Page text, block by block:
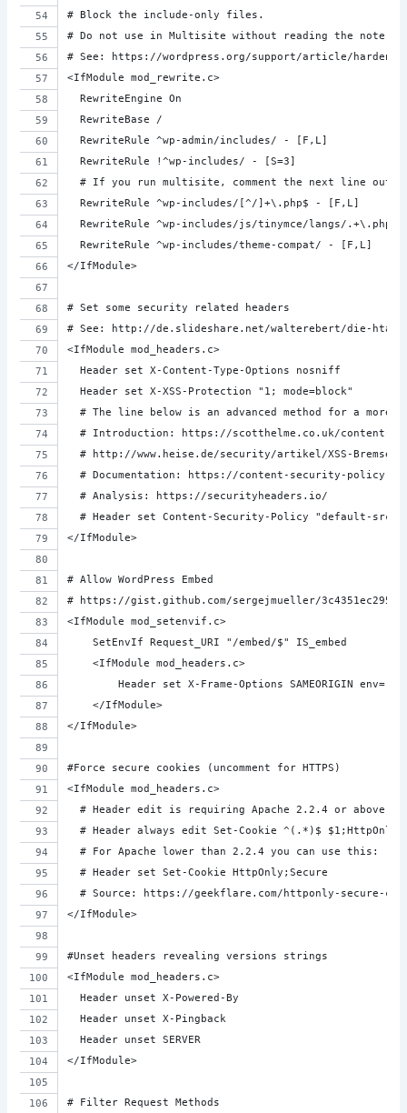
# Block the include-only files.
# Do not use in Multisite without reading the note in
# See: https://wordpress.org/support/article/
<IfModule mod_rewrite.c>
  RewriteEngine On
  RewriteBase /
  RewriteRule ^wp-admin/includes/ - [F,L]
  RewriteRule !^wp-includes/ - [S=3]
# If you run multisite, comment the next line out
  RewriteRule ^wp-includes/[^/]+\.php$ - [F,L]
RewriteRule ^wp-includes/js/tinymce/langs/.+\.php
  RewriteRule ^wp-includes/theme-compat/ - [F,L]
</IfModule>
# Set some security related headers
# See: http://de.slideshare.net/walterebert/die-
<IfModule mod_headers.c>
  Header set X-Content-Type-Options nosniff
  Header set X-XSS-Protection "1; mode=block"
# The line below is an advanced method for a more
# Introduction: https://scotthelme.co.uk/content-
# http://www.heise.de/security/artikel/XSS-Bremse-
# Documentation: https://content-security-
  # Analysis: https://securityheaders.io/
# Header set Content-Security-Policy "default-src
</IfModule>
# Allow WordPress Embed
# https://gist.github.com/sergejmueller/
<IfModule mod_setenvif.c>
    SetEnvIf Request_URI "/embed/$" IS_embed
    <IfModule mod_headers.c>
Header set X-Frame-Options SAMEORIGIN
    </IfModule>
</IfModule>
#Force secure cookies (uncomment for HTTPS)
<IfModule mod_headers.c>
  # Header edit is requiring Apache 2.2.4 or above
# Header always edit Set-Cookie ^(.*)$
  # For Apache lower than 2.2.4 you can use this:
  # Header set Set-Cookie HttpOnly;Secure
# Source: https://geekflare.com/httponly-secure-
</IfModule>
#Unset headers revealing versions strings
<IfModule mod_headers.c>
  Header unset X-Powered-By
  Header unset X-Pingback
  Header unset SERVER
</IfModule>
# Filter Request Methods